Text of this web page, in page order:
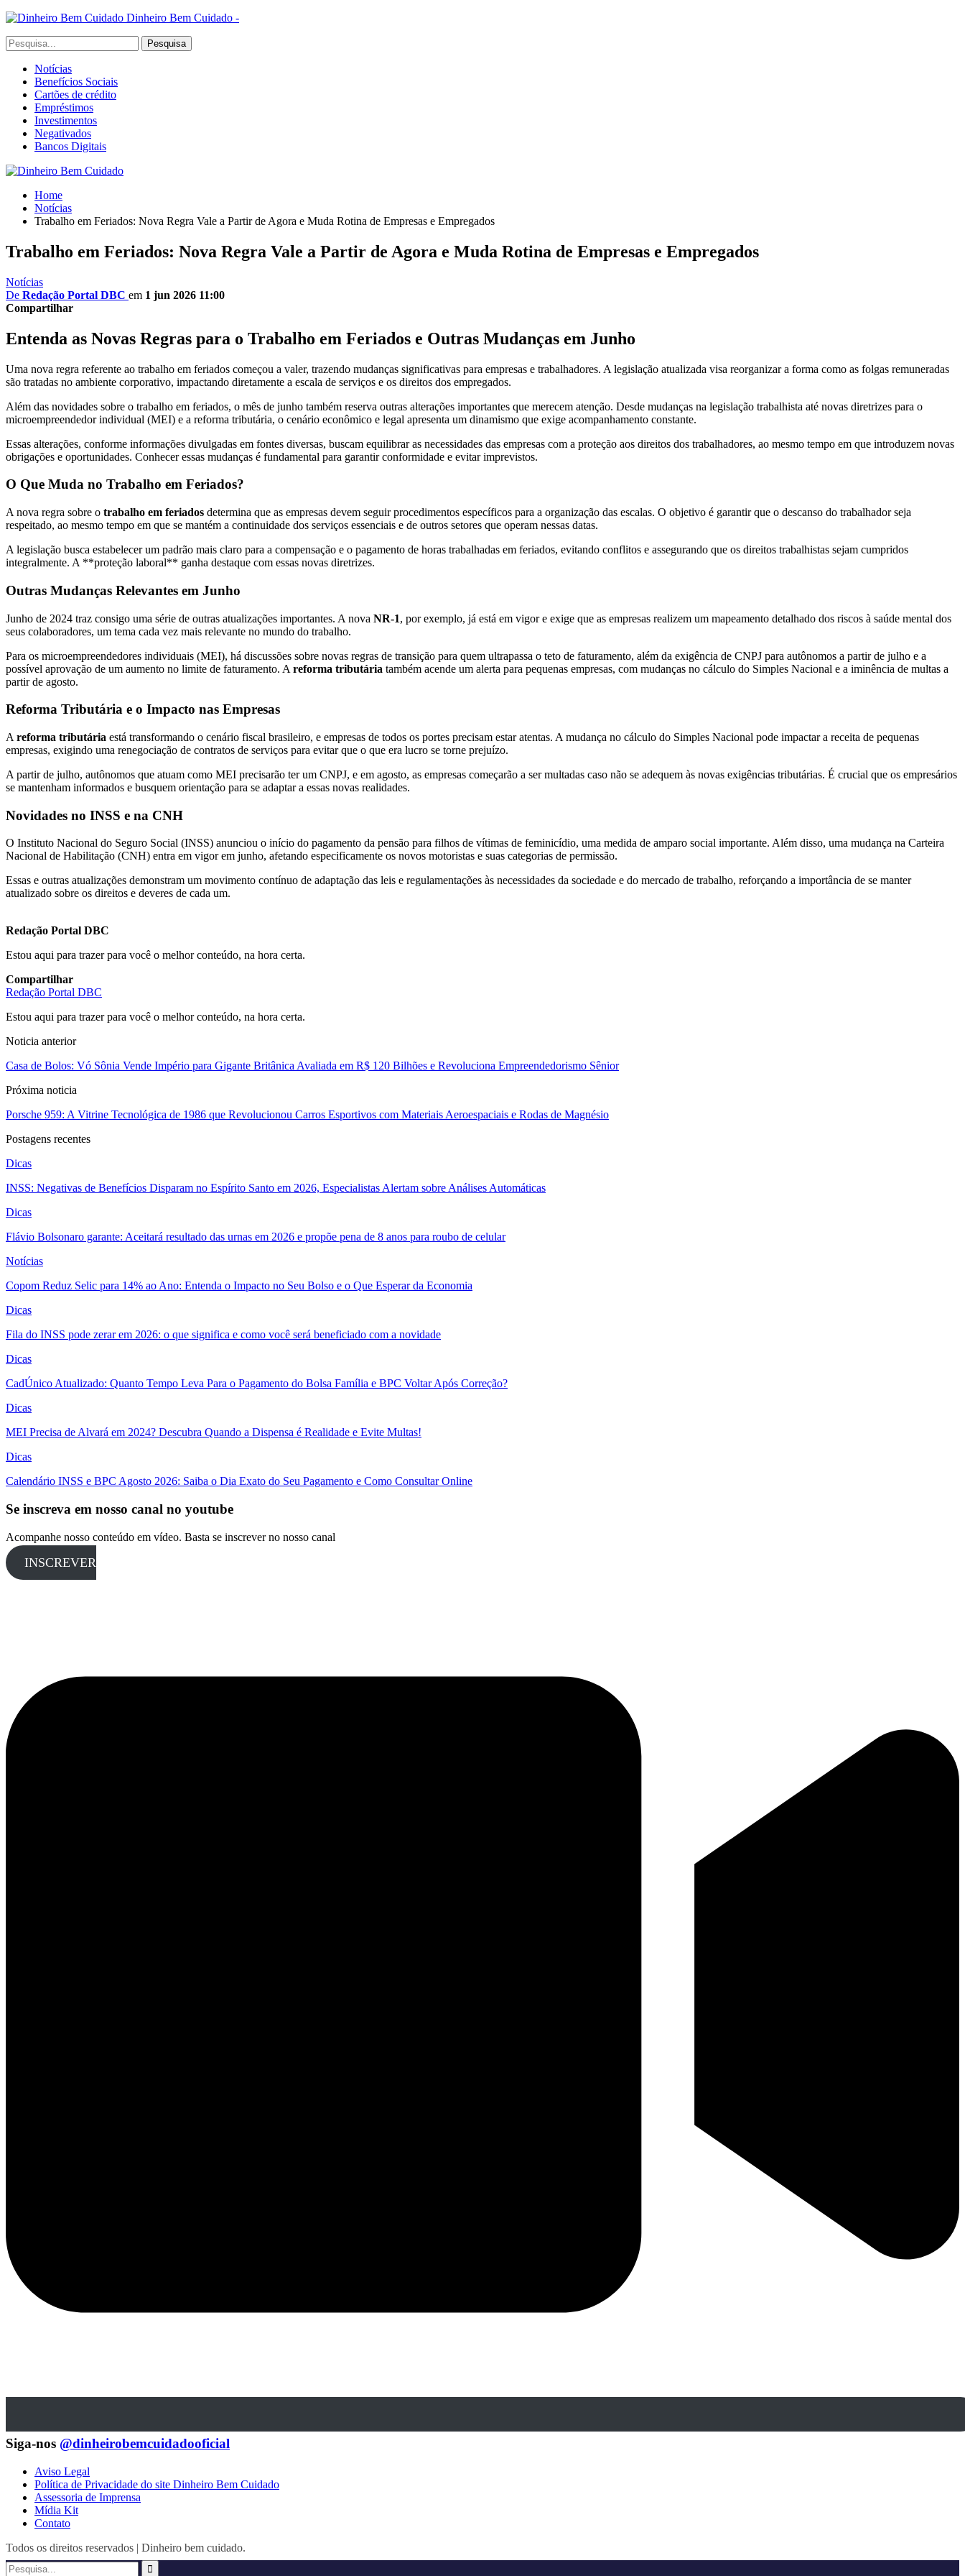
Dinheiro Bem Cuidado -
Notícias
Benefícios Sociais
Cartões de crédito
Empréstimos
Investimentos
Negativados
Bancos Digitais
Home
Notícias
Trabalho em Feriados: Nova Regra Vale a Partir de Agora e Muda Rotina de Empresas e Empregados
Trabalho em Feriados: Nova Regra Vale a Partir de Agora e Muda Rotina de Empresas e Empregados
Notícias
De Redação Portal DBC em 1 jun 2026 11:00
Compartilhar
Entenda as Novas Regras para o Trabalho em Feriados e Outras Mudanças em Junho
Uma nova regra referente ao trabalho em feriados começou a valer, trazendo mudanças significativas para empresas e trabalhadores. A legislação atualizada visa reorganizar a forma como as folgas remuneradas
são tratadas no ambiente corporativo, impactando diretamente a escala de serviços e os direitos dos empregados.
Além das novidades sobre o trabalho em feriados, o mês de junho também reserva outras alterações importantes que merecem atenção. Desde mudanças na legislação trabalhista até novas diretrizes para o
microempreendedor individual (MEI) e a reforma tributária, o cenário econômico e legal apresenta um dinamismo que exige acompanhamento constante.
Essas alterações, conforme informações divulgadas em fontes diversas, buscam equilibrar as necessidades das empresas com a proteção aos direitos dos trabalhadores, ao mesmo tempo em que introduzem novas
obrigações e oportunidades. Conhecer essas mudanças é fundamental para garantir conformidade e evitar imprevistos.
O Que Muda no Trabalho em Feriados?
A nova regra sobre o trabalho em feriados determina que as empresas devem seguir procedimentos específicos para a organização das escalas. O objetivo é garantir que o descanso do trabalhador seja
respeitado, ao mesmo tempo em que se mantém a continuidade dos serviços essenciais e de outros setores que operam nessas datas.
A legislação busca estabelecer um padrão mais claro para a compensação e o pagamento de horas trabalhadas em feriados, evitando conflitos e assegurando que os direitos trabalhistas sejam cumpridos
integralmente. A **proteção laboral** ganha destaque com essas novas diretrizes.
Outras Mudanças Relevantes em Junho
Junho de 2024 traz consigo uma série de outras atualizações importantes. A nova NR-1, por exemplo, já está em vigor e exige que as empresas realizem um mapeamento detalhado dos riscos à saúde mental dos
seus colaboradores, um tema cada vez mais relevante no mundo do trabalho.
Para os microempreendedores individuais (MEI), há discussões sobre novas regras de transição para quem ultrapassa o teto de faturamento, além da exigência de CNPJ para autônomos a partir de julho e a
possível aprovação de um aumento no limite de faturamento. A reforma tributária também acende um alerta para pequenas empresas, com mudanças no cálculo do Simples Nacional e a iminência de multas a
partir de agosto.
Reforma Tributária e o Impacto nas Empresas
A reforma tributária está transformando o cenário fiscal brasileiro, e empresas de todos os portes precisam estar atentas. A mudança no cálculo do Simples Nacional pode impactar a receita de pequenas
empresas, exigindo uma renegociação de contratos de serviços para evitar que o que era lucro se torne prejuízo.
A partir de julho, autônomos que atuam como MEI precisarão ter um CNPJ, e em agosto, as empresas começarão a ser multadas caso não se adequem às novas exigências tributárias. É crucial que os empresários
se mantenham informados e busquem orientação para se adaptar a essas novas realidades.
Novidades no INSS e na CNH
O Instituto Nacional do Seguro Social (INSS) anunciou o início do pagamento da pensão para filhos de vítimas de feminicídio, uma medida de amparo social importante. Além disso, uma mudança na Carteira
Nacional de Habilitação (CNH) entra em vigor em junho, afetando especificamente os novos motoristas e suas categorias de permissão.
Essas e outras atualizações demonstram um movimento contínuo de adaptação das leis e regulamentações às necessidades da sociedade e do mercado de trabalho, reforçando a importância de se manter
atualizado sobre os direitos e deveres de cada um.
Redação Portal DBC
Estou aqui para trazer para você o melhor conteúdo, na hora certa.
Compartilhar
Redação Portal DBC
Estou aqui para trazer para você o melhor conteúdo, na hora certa.
Noticia anterior
Casa de Bolos: Vó Sônia Vende Império para Gigante Britânica Avaliada em R$ 120 Bilhões e Revoluciona Empreendedorismo Sênior
Próxima noticia
Porsche 959: A Vitrine Tecnológica de 1986 que Revolucionou Carros Esportivos com Materiais Aeroespaciais e Rodas de Magnésio
Postagens recentes
Dicas
INSS: Negativas de Benefícios Disparam no Espírito Santo em 2026, Especialistas Alertam sobre Análises Automáticas
Dicas
Flávio Bolsonaro garante: Aceitará resultado das urnas em 2026 e propõe pena de 8 anos para roubo de celular
Notícias
Copom Reduz Selic para 14% ao Ano: Entenda o Impacto no Seu Bolso e o Que Esperar da Economia
Dicas
Fila do INSS pode zerar em 2026: o que significa e como você será beneficiado com a novidade
Dicas
CadÚnico Atualizado: Quanto Tempo Leva Para o Pagamento do Bolsa Família e BPC Voltar Após Correção?
Dicas
MEI Precisa de Alvará em 2024? Descubra Quando a Dispensa é Realidade e Evite Multas!
Dicas
Calendário INSS e BPC Agosto 2026: Saiba o Dia Exato do Seu Pagamento e Como Consultar Online
Se inscreva em nosso canal no youtube
Acompanhe nosso conteúdo em vídeo. Basta se inscrever no nosso canal
INSCREVER
Siga-nos @dinheirobemcuidadooficial
Aviso Legal
Política de Privacidade do site Dinheiro Bem Cuidado
Assessoria de Imprensa
Mídia Kit
Contato
Todos os direitos reservados | Dinheiro bem cuidado.